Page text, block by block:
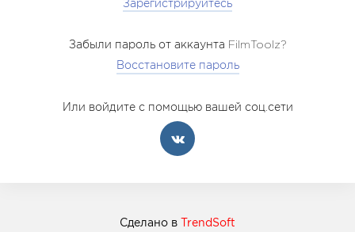
Зарегистрируйтесь
Забыли пароль от аккаунта FilmToolz?
Восстановите пароль
Или войдите с помощью вашей соц.сети
Сделано в TrendSoft